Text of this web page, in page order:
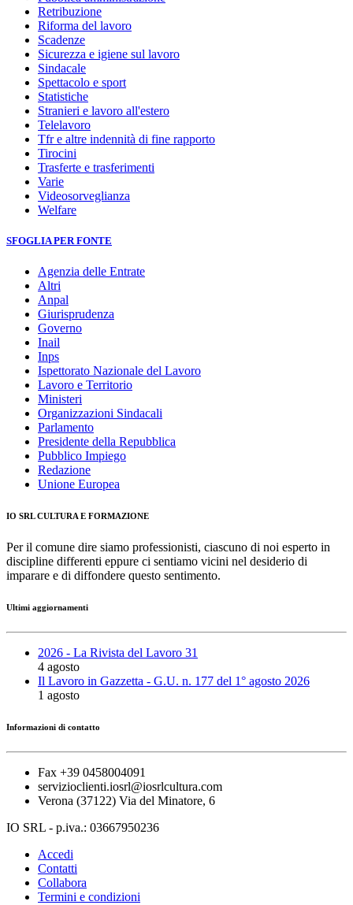
Retribuzione
Riforma del lavoro
Scadenze
Sicurezza e igiene sul lavoro
Sindacale
Spettacolo e sport
Statistiche
Stranieri e lavoro all'estero
Telelavoro
Tfr e altre indennità di fine rapporto
Tirocini
Trasferte e trasferimenti
Varie
Videosorveglianza
Welfare
SFOGLIA PER FONTE
Agenzia delle Entrate
Altri
Anpal
Giurisprudenza
Governo
Inail
Inps
Ispettorato Nazionale del Lavoro
Lavoro e Territorio
Ministeri
Organizzazioni Sindacali
Parlamento
Presidente della Repubblica
Pubblico Impiego
Redazione
Unione Europea
IO SRL CULTURA E FORMAZIONE
Per il comune dire siamo professionisti, ciascuno di noi esperto in
discipline differenti eppure ci sentiamo vicini nel desiderio di
imparare e di diffondere questo sentimento.
Ultimi aggiornamenti
2026 - La Rivista del Lavoro 31
4 agosto
Il Lavoro in Gazzetta - G.U. n. 177 del 1° agosto 2026
1 agosto
Informazioni di contatto
Fax +39 0458004091
servizioclienti.iosrl@iosrlcultura.com
Verona (37122) Via del Minatore, 6
IO SRL - p.iva.: 03667950236
Accedi
Contatti
Collabora
Termini e condizioni